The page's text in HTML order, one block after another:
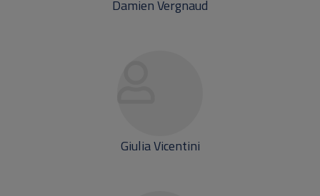
Damien Vergnaud
Giulia Vicentini